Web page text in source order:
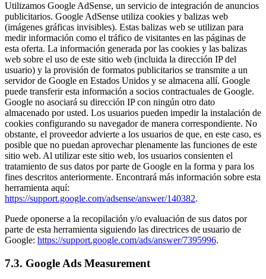
Utilizamos Google AdSense, un servicio de integración de anuncios
publicitarios. Google AdSense utiliza cookies y balizas web
(imágenes gráficas invisibles). Estas balizas web se utilizan para
medir información como el tráfico de visitantes en las páginas de
esta oferta. La información generada por las cookies y las balizas
web sobre el uso de este sitio web (incluida la dirección IP del
usuario) y la provisión de formatos publicitarios se transmite a un
servidor de Google en Estados Unidos y se almacena allí. Google
puede transferir esta información a socios contractuales de Google.
Google no asociará su dirección IP con ningún otro dato
almacenado por usted. Los usuarios pueden impedir la instalación de
cookies configurando su navegador de manera correspondiente. No
obstante, el proveedor advierte a los usuarios de que, en este caso, es
posible que no puedan aprovechar plenamente las funciones de este
sitio web. Al utilizar este sitio web, los usuarios consienten el
tratamiento de sus datos por parte de Google en la forma y para los
fines descritos anteriormente. Encontrará más información sobre esta
herramienta aquí:
https://support.google.com/adsense/answer/140382.
Puede oponerse a la recopilación y/o evaluación de sus datos por
parte de esta herramienta siguiendo las directrices de usuario de
Google: https://support.google.com/ads/answer/7395996.
7.3. Google Ads Measurement